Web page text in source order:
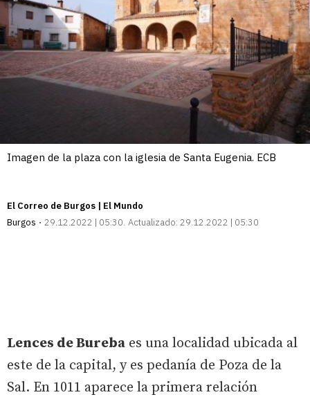
Imagen de la plaza con la iglesia de Santa Eugenia. ECB
El Correo de Burgos | El Mundo
Burgos
29.12.2022 | 05:30 Actualizado: 29.12.2022 | 05:30
Lences de Bureba es una localidad ubicada al
este de la capital, y es pedanía de Poza de la
Sal. En 1011 aparece la primera relación